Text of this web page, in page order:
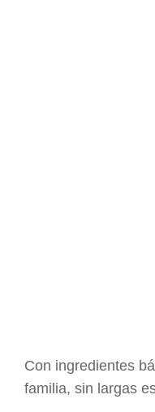
Con ingredientes
familia, sin largas